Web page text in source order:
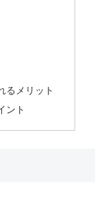
るメリット
ント